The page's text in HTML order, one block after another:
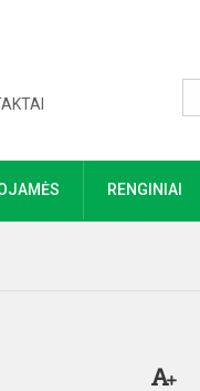
RENGINIAI